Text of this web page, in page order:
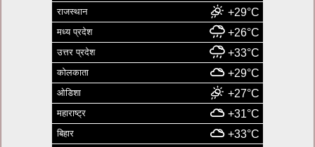
राजस्थान +29°C
मध्य प्रदेश +26°C
उत्तर प्रदेश +33°C
कोलकाता +29°C
ओडिशा +27°C
महाराष्ट्र +31°C
बिहार +33°C